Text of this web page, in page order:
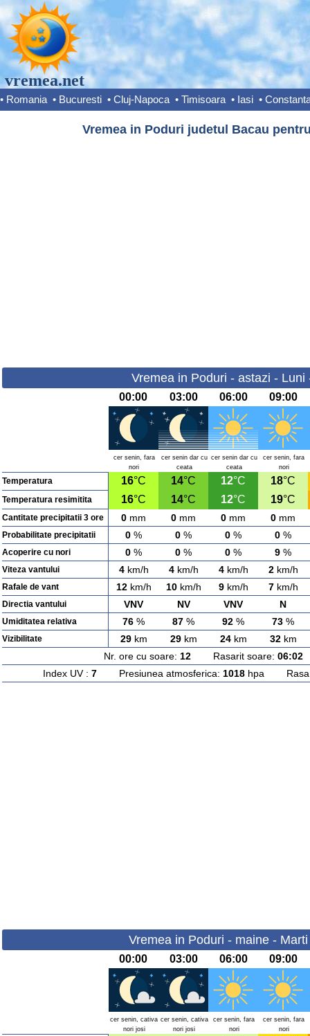
vremea.net
• Romania • Bucuresti • Cluj-Napoca • Timisoara • Iasi •
Vremea in Poduri judetul Bacau
Vremea in Poduri - astazi - Luni
00:00 03:00 06:00 09:00
cer senin, fara
nori
cer senin dar cu
ceata
cer senin dar cu
ceata
cer senin, fara
nori
Temperatura 16°C 14°C 12°C 18°C
Temperatura resimitita 16°C 14°C 12°C 19°C
Cantitate precipitatii 3 ore 0 mm 0 mm 0 mm 0 mm
Probabilitate precipitatii 0 % 0 % 0 % 0 %
Acoperire cu nori 0 % 0 % 0 % 9 %
Viteza vantului 4km/h 4km/h 4km/h 2km/h
Rafale de vant 12km/h 10km/h 9km/h 7km/h
Directia vantului VNV NV VNV N
Umiditatea relativa 76 % 87 % 92 % 73 %
Vizibilitate 29km 29km 24km 32km
Nr. ore cu soare: 12Rasarit soare: 06:02
Index UV : 7Presiunea atmosferica: 1018hpa
Vremea in Poduri - maine -
00:00 03:00 06:00 09:00
cer senin, cativa
nori josi
cer senin, cativa
nori josi
cer senin, fara
nori
cer senin, fara
nori